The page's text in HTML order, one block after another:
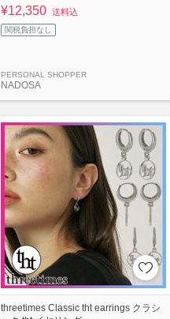
¥12,350 送料込
関税負担なし
PERSONAL SHOPPER
NADOSA
threetimes Classic tht earrings クラシ